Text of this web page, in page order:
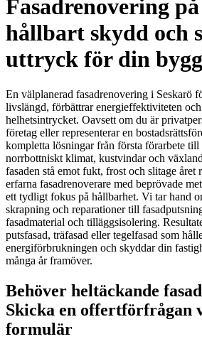
Fasadrenovering
hållbart skydd och
uttryck för din
En välplanerad fasadrenovering i Seskarö
livslängd, förbättrar energieffektiviteten
helhetsintrycket. Oavsett om du är
företag eller representerar en
kompletta lösningar från första förarbete
norrbottniskt klimat, kustvindar och
fasaden stå emot fukt, frost och slitage året
erfarna fasadrenoverare med beprövade
ett tydligt fokus på hållbarhet. Vi tar hand
skrapning och reparationer till
fasadmaterial och tilläggsisolering.
putsfasad, träfasad eller tegelfasad som
energiförbrukningen och skyddar din
många år framöver.
Behöver heltäckande
Skicka en offertförfrågan
formulär